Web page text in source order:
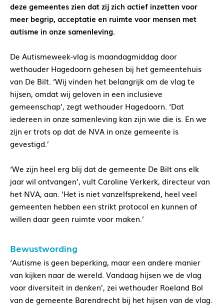
deze gemeentes zien dat zij zich actief inzetten voor
meer begrip, acceptatie en ruimte voor mensen met
autisme in onze samenleving.
De Autismeweek-vlag is maandagmiddag door
wethouder Hagedoorn gehesen bij het gemeentehuis
van De Bilt. ‘Wij vinden het belangrijk om de vlag te
hijsen, omdat wij geloven in een inclusieve
gemeenschap’, zegt wethouder Hagedoorn. ‘Dat
iedereen in onze samenleving kan zijn wie die is. En we
zijn er trots op dat de NVA in onze gemeente is
gevestigd.’
‘We zijn heel erg blij dat de gemeente De Bilt ons elk
jaar wil ontvangen’, vult Caroline Verkerk, directeur van
het NVA, aan. ‘Het is niet vanzelfsprekend, heel veel
gemeenten hebben een strikt protocol en kunnen of
willen daar geen ruimte voor maken.’
Bewustwording
‘Autisme is geen beperking, maar een andere manier
van kijken naar de wereld. Vandaag hijsen we de vlag
voor diversiteit in denken’, zei wethouder Roeland Bol
van de gemeente Barendrecht bij het hijsen van de vlag.